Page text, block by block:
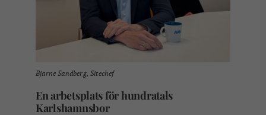
Bjarne Sandberg, Sitechef
En arbetsplats för hundratals
Karlshamnsbor